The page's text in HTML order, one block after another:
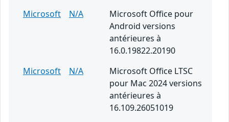
Microsoft
N/A
Microsoft Office pour
Android versions
antérieures à
16.0.19822.20190
Microsoft
N/A
Microsoft Office LTSC
pour Mac 2024 versions
antérieures à
16.109.26051019